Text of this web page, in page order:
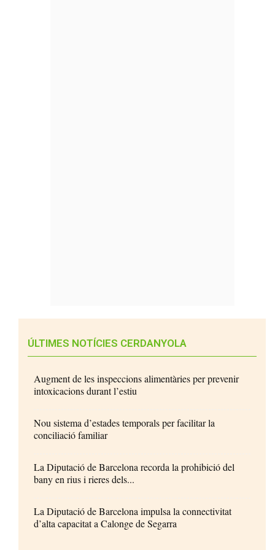
ÚLTIMES NOTÍCIES CERDANYOLA
Augment de les inspeccions alimentàries per prevenir
intoxicacions durant l’estiu
Nou sistema d’estades temporals per facilitar la
conciliació familiar
La Diputació de Barcelona recorda la prohibició del
bany en rius i rieres dels...
La Diputació de Barcelona impulsa la connectivitat
d’alta capacitat a Calonge de Segarra